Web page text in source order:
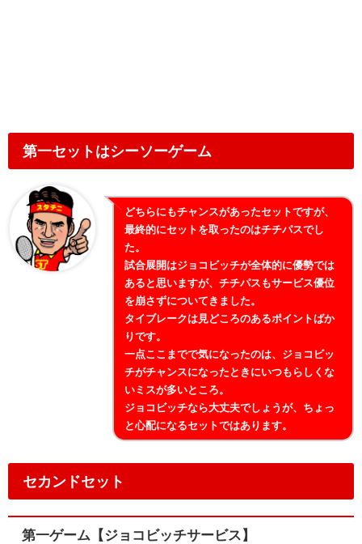
第一セットはシーソーゲーム
どちらにもチャンスがあったセットですが、
最終的にセットを取ったのはチチパスでし
た。
試合展開はジョコビッチが全体的に優勢では
あると思いますが、チチパスもサービス優位
を崩さずについてきました。
タイブレークは見どころのあるポイントばか
りです。
一点ここまでで気になったのは、ジョコビッ
チがチャンスになったときにいつもらしくな
いミスが多いところ。
ジョコビッチなら大丈夫でしょうが、ちょっ
と心配になるセットではあります。
セカンドセット
第一ゲーム【ジョコビッチサービス】